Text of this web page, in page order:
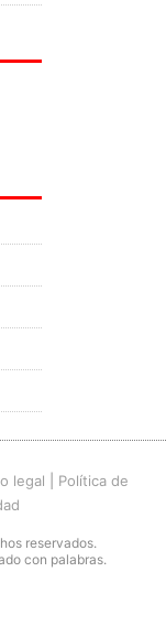
legal
Política de
reservados.
con palabras.